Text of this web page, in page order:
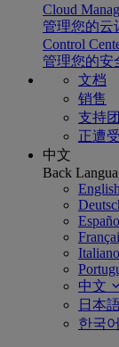
Cloud
管理您的云
Control
管理您的安
文档
销售
支持
正遭
中文
Back
English
Italiano
中文
日本
한국어